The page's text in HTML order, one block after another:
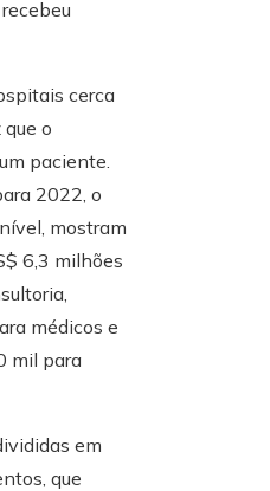
cerca
o
paciente.
2022, o
mostram
6,3 milhões
médicos e
mil para
em
que